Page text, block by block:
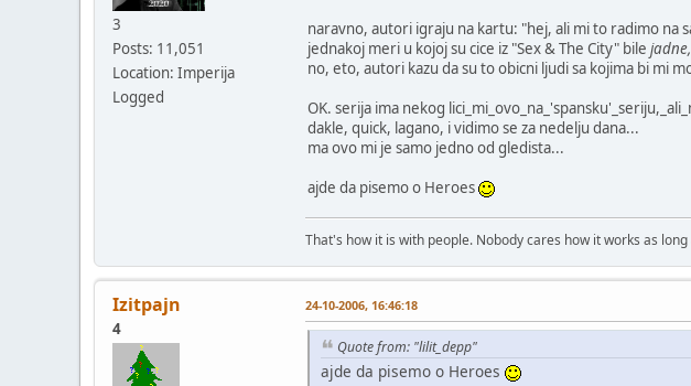
3
Posts: 11,051
Location: Imperija
Logged
naravno, autori igraju na kartu: "hej, ali mi to radimo na
jednakoj meri u kojoj su cice iz "Sex & The City" bile
no, eto, autori kazu da su to obicni ljudi sa kojima bi mi
OK. serija ima nekog
dakle, quick, lagano, i vidimo se za nedelju dana...
ma ovo mi je samo jedno od gledista...
ajde da pisemo o Heroes
That's how it is with people. Nobody cares how it works as
Izitpajn
4
24-10-2006, 16:46:18
Quote from: "lilit_depp"
ajde da pisemo o Heroes